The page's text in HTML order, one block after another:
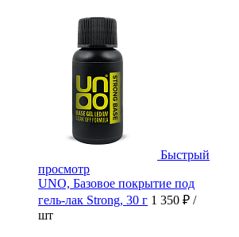
Быстрый
просмотр
UNO, Базовое покрытие под
гель-лак Strong, 30 г 1 350 ₽ /
шт